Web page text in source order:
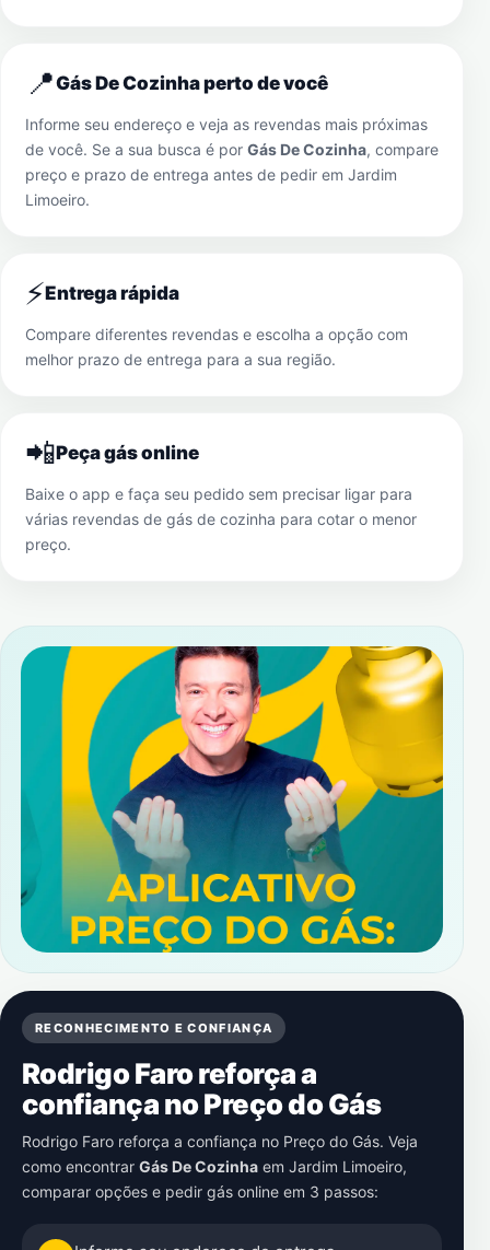
📍Gás De Cozinha perto de você
Informe seu endereço e veja as revendas mais próximas
de você. Se a sua busca é por Gás De Cozinha, compare
preço e prazo de entrega antes de pedir em Jardim
Limoeiro.
⚡Entrega rápida
Compare diferentes revendas e escolha a opção com
melhor prazo de entrega para a sua região.
📲Peça gás online
Baixe o app e faça seu pedido sem precisar ligar para
várias revendas de gás de cozinha para cotar o menor
preço.
RECONHECIMENTO E CONFIANÇA
Rodrigo Faro reforça a
confiança no Preço do Gás
Rodrigo Faro reforça a confiança no Preço do Gás. Veja
como encontrar Gás De Cozinha em Jardim Limoeiro,
comparar opções e pedir gás online em 3 passos: